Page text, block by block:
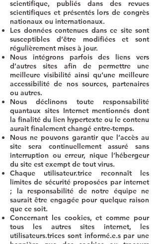
scientifique, publiés dans des revues
scientifiques et présentés lors de congrès
nationaux ou internationaux.
Les données contenues dans ce site sont
susceptibles d’être modifiées et sont
régulièrement mises à jour.
Nous intégrons parfois des liens vers
d’autres sites afin de permettre une
meilleure visibilité ainsi qu’une meilleure
accessibilité de nos sources, partenaires
ou autres.
Nous déclinons toute responsabilité
quantaux sites Internet mentionnés dont
la finalité du lien hypertexte ou le contenu
aurait finalement changé entre-temps.
Nous ne pouvons garantir que l’accès au
site sera continuellement assuré sans
interruption ou erreur, nique l’hébergeur
du site est exempt de tout virus.
Chaque utilisateur.trice reconnaît les
limites de sécurité proposées par internet
; la responsabilité de notre équipe ne
saurait être engagée pour quelque raison
que ce soit.
Concernant les cookies, et comme pour
tous les autres sites internet, les
utilisateurs.trices sont informé.e.s par une